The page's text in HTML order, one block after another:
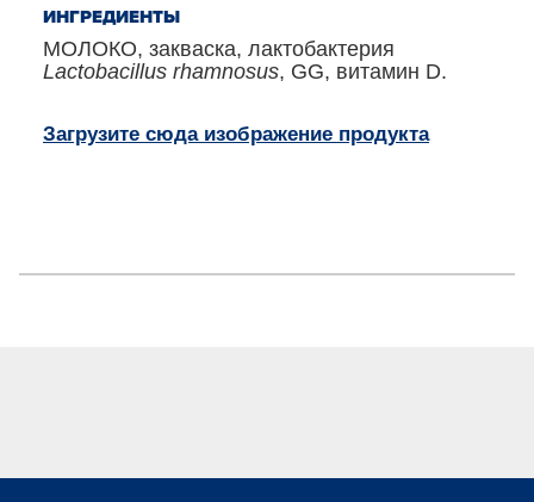
ИНГРЕДИЕНТЫ
МОЛОКО, закваска, лактобактерия
Lactobacillus rhamnosus, GG, витамин D.
Загрузите сюда изображение продукта